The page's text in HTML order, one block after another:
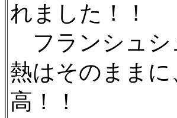
れました！！
フランシュシ
熱はそのまま
高！！